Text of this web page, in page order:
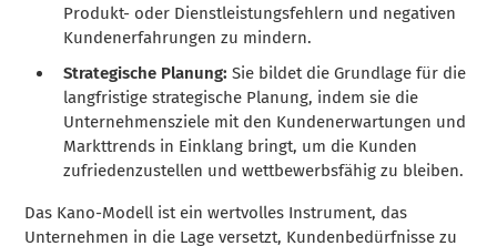
Produkt- oder Dienstleistungsfehlern und negativen
Kundenerfahrungen zu mindern.
Strategische Planung: Sie bildet die Grundlage für die
langfristige strategische Planung, indem sie die
Unternehmensziele mit den Kundenerwartungen und
Markttrends in Einklang bringt, um die Kunden
zufriedenzustellen und wettbewerbsfähig zu bleiben.
Das Kano-Modell ist ein wertvolles Instrument, das
Unternehmen in die Lage versetzt, Kundenbedürfnisse zu